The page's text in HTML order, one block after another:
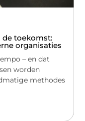
de toekomst:
organisaties
– en dat
worden
methodes